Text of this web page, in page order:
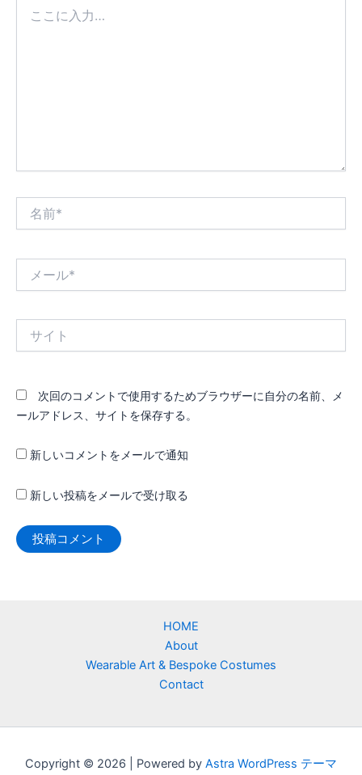
次回のコメントで使用するためブラウザーに自分の名前、メ
ールアドレス、サイトを保存する。
新しいコメントをメールで通知
新しい投稿をメールで受け取る
HOME
About
Wearable Art & Bespoke Costumes
Contact
Copyright © 2026 | Powered by Astra WordPress テーマ